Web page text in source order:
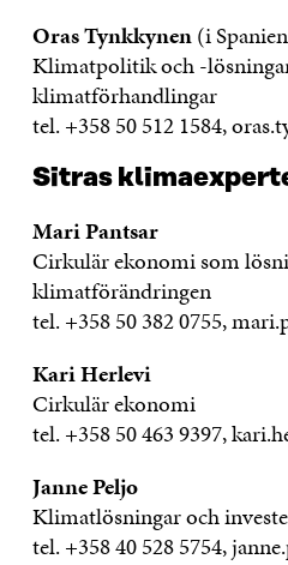
Oras Tynkkynen(i
Klimatpolitik och -
klimatförhandlingar
tel. +358 50 512 1584,
Sitras
Mari Pantsar
Cirkulär ekonomi som
klimatförändringen
tel. +358 50 382 0755,
Kari Herlevi
Cirkulär ekonomi
tel. +358 50 463 9397,
Janne Peljo
Klimatlösningar och
tel. +358 40 528 5754,